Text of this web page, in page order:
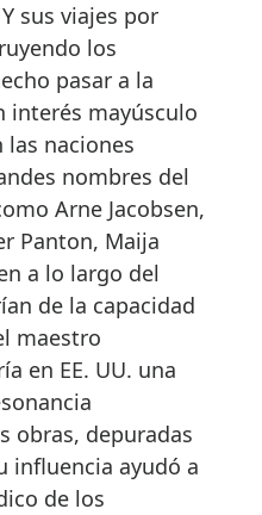
sus viajes por
los
pasar a la
interés mayúsculo
las naciones
nombres del
Arne Jacobsen,
Panton, Maija
a lo largo del
de la capacidad
maestro
en EE. UU. una
obras, depuradas
influencia ayudó a
de los